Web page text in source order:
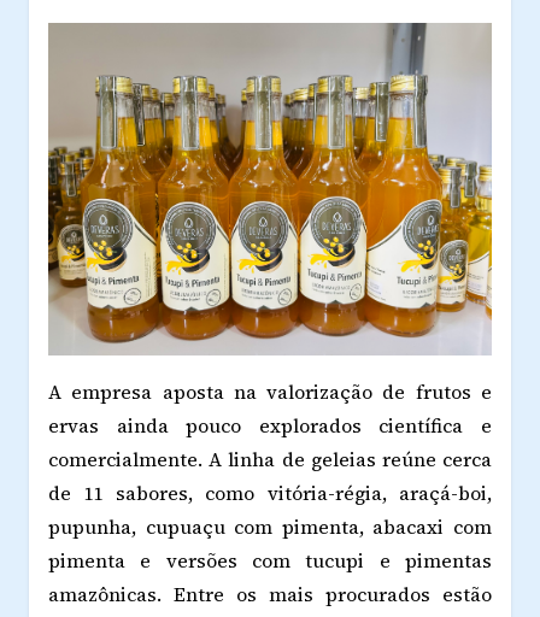
A empresa aposta na valorização de frutos e
ervas ainda pouco explorados científica e
comercialmente. A linha de geleias reúne cerca
de 11 sabores, como vitória-régia, araçá-boi,
pupunha, cupuaçu com pimenta, abacaxi com
pimenta e versões com tucupi e pimentas
amazônicas. Entre os mais procurados estão